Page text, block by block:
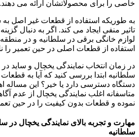
خاصی را برای محصولاتشان ارائه می دهند.
به طوریکه استفاده از قطعات غیر اصل
تاثیر منفی ایجاد می کند. اگر به دنبال
لوازم خانگی برقی در سلطانیه و در
استفاده از قطعات اصلی در حین تعمیر را
در زمان انتخاب نمایندگی یخچال و ساید
سلطانیه ابتدا بررسی کنید که آیا به
دستگاه دسترسی دارد یا خیر؟ این مساله
متاسفانه اغلب نمایندگی یخچال از عدم
نموده و قطعات بدون کیفیت را در حین
مهارت و تجربه بالای نمایندگی یخچال در
سلطانیه